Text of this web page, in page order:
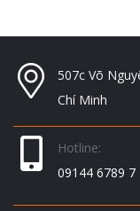
507c Võ
Chí Minh
Hotline:
09144 6789 7